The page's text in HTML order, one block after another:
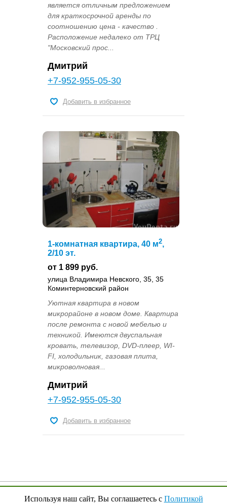
является отличным предложением
для краткосрочной аренды по
соотношению цена - качество .
Расположение недалеко от ТРЦ
"Московский прос...
Дмитрий
+7-952-955-05-30
Добавить в избранное
1-комнатная квартира, 40 м2,
2/10 эт.
от 1 899 руб.
улица Владимира Невского, 35, 35
Коминтерновский район
Уютная квартира в новом
микрорайоне в новом доме. Квартира
после ремонта с новой мебелью и
техникой. Имеются двуспальная
кровать, телевизор, DVD-плеер, WI-
FI, холодильник, газовая плита,
микроволновая...
Дмитрий
+7-952-955-05-30
Добавить в избранное
Используя наш сайт, Вы соглашаетесь с Политикой